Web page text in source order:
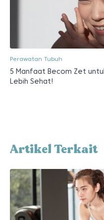
Perawatan Tubuh
5 Manfaat Becom Zet
Lebih Sehat!
Artikel Terkait